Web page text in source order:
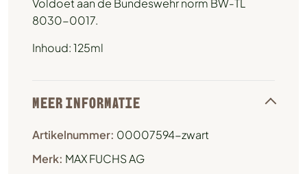
8030-0017.
Inhoud: 125ml
MEER INFORMATIE
Artikelnummer: 00007594-zwart
Merk: MAX FUCHS AG